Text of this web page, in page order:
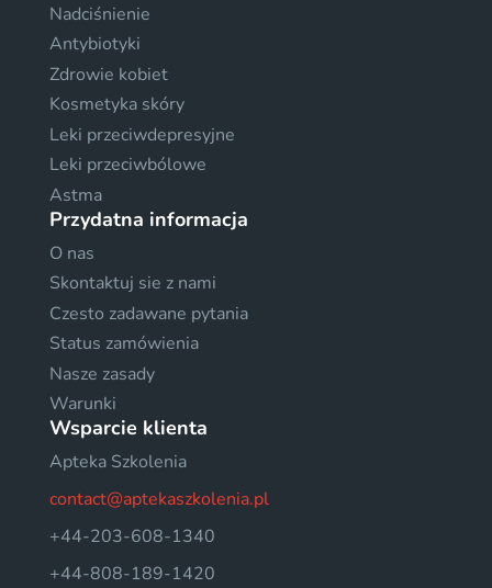
Nadciśnienie
Antybiotyki
Zdrowie kobiet
Kosmetyka skóry
Leki przeciwdepresyjne
Leki przeciwbólowe
Astma
Przydatna informacja
O nas
Skontaktuj sie z nami
Czesto zadawane pytania
Status zamówienia
Nasze zasady
Warunki
Wsparcie klienta
Apteka Szkolenia
contact@aptekaszkolenia.pl
+44-203-608-1340
+44-808-189-1420